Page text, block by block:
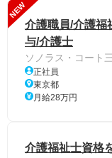
NEW
介護職員/介護福
与/介護士
ソノラス・コート
正社員
東京都
月給28万円
介護福祉士資格